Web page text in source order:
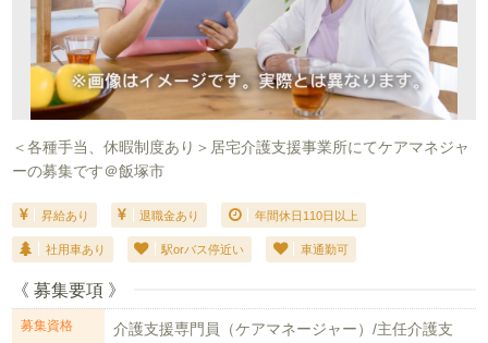
＜各種手当、休暇制度あり＞居宅介護支援事業所にてケアマネジャ
ーの募集です＠飯塚市
昇給あり 退職金あり 年間休日110日以上
社用車あり 駅orバス停近い 車通勤可
《 募集要項 》
募集資格
介護支援専門員（ケアマネージャー）/主任介護支